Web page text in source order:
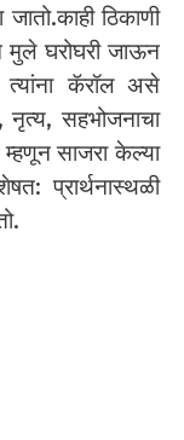
ठिकाणी
मुले घरोघरी जाऊन
त्यांना कॅरॉल असे
नृत्य, सहभोजनाचा
साजरा केल्या
प्रार्थनास्थळी